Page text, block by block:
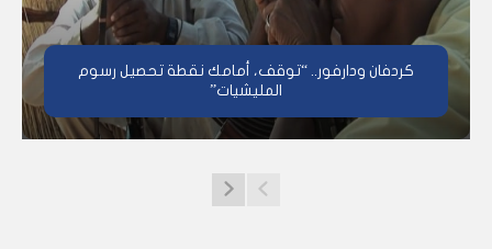
كردفان ودارفور.. “توقف، أمامك نقطة تحصيل رسوم
المليشيات”